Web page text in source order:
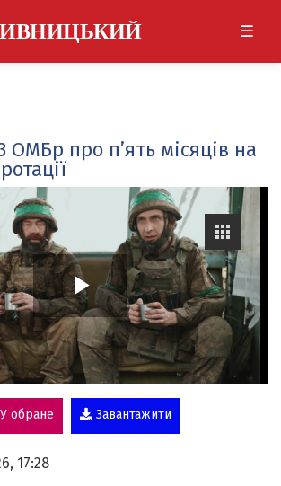
☰
ОМБр про п’ять місяців на
P
l
a
У обране Завантажити
17:28